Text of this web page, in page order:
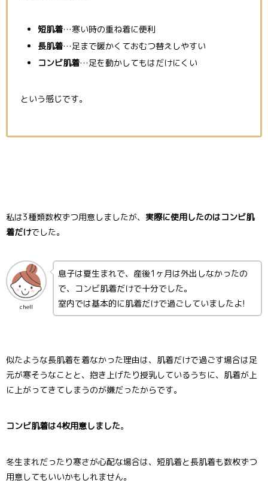
短肌着…寒い時の重ね着に便利
長肌着…足まで暖かくておむつ替えしやすい
コンビ肌着…足を動かしてもはだけにくい
という感じです。
私は3種類数枚ずつ用意しましたが、 実際に使用したのはコンビ肌
着だけでした。
chell
息子は夏生まれで、産後1ヶ月は外出しなかったの
で、コンビ肌着だけで十分でした。
室内では基本的に肌着だけで過ごしていましたよ!
似たような長肌着を着なかった理由は、肌着だけで過ごす場合は足
元が寒そうなことと、抱き上げたり授乳しているうちに、肌着が上
に上がってきてしまうのが嫌だったからです。
コンビ肌着は4枚用意しました。
冬生まれだったり寒さが心配な場合は、短肌着と長肌着も数枚ずつ
用意してもいいかもしれません。